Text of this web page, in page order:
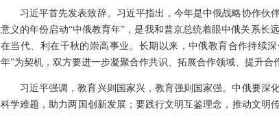
习近平首先发表致辞。习近平指出，今年是中俄战略协作伙
意义的年份启动“中俄教育年”，是我和普京总统着眼中俄关系
在当代、利在千秋的崇高事业。长期以来，中俄教育合作持续
年”为契机，双方要进一步凝聚合作共识、拓展合作领域、提升合
习近平强调，教育兴则国家兴，教育强则国家强。中俄要深
科学难题，助力两国创新发展；要践行文明互鉴理念，推动文明